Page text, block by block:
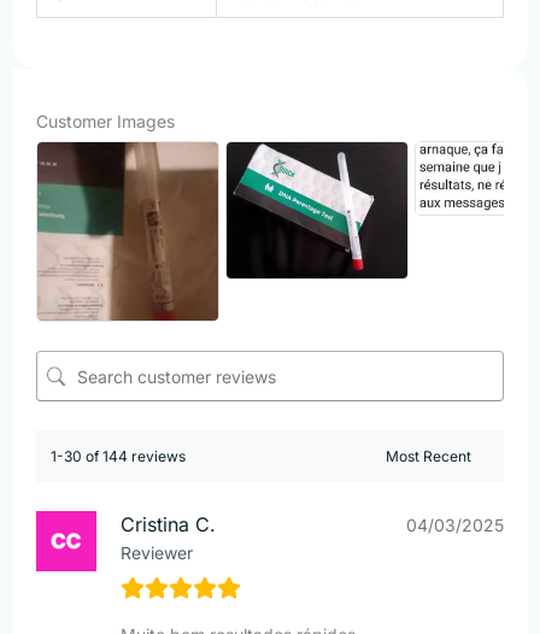
Customer Images
1-30 of 144 reviews
Cristina C.
Reviewer
04/03/2025